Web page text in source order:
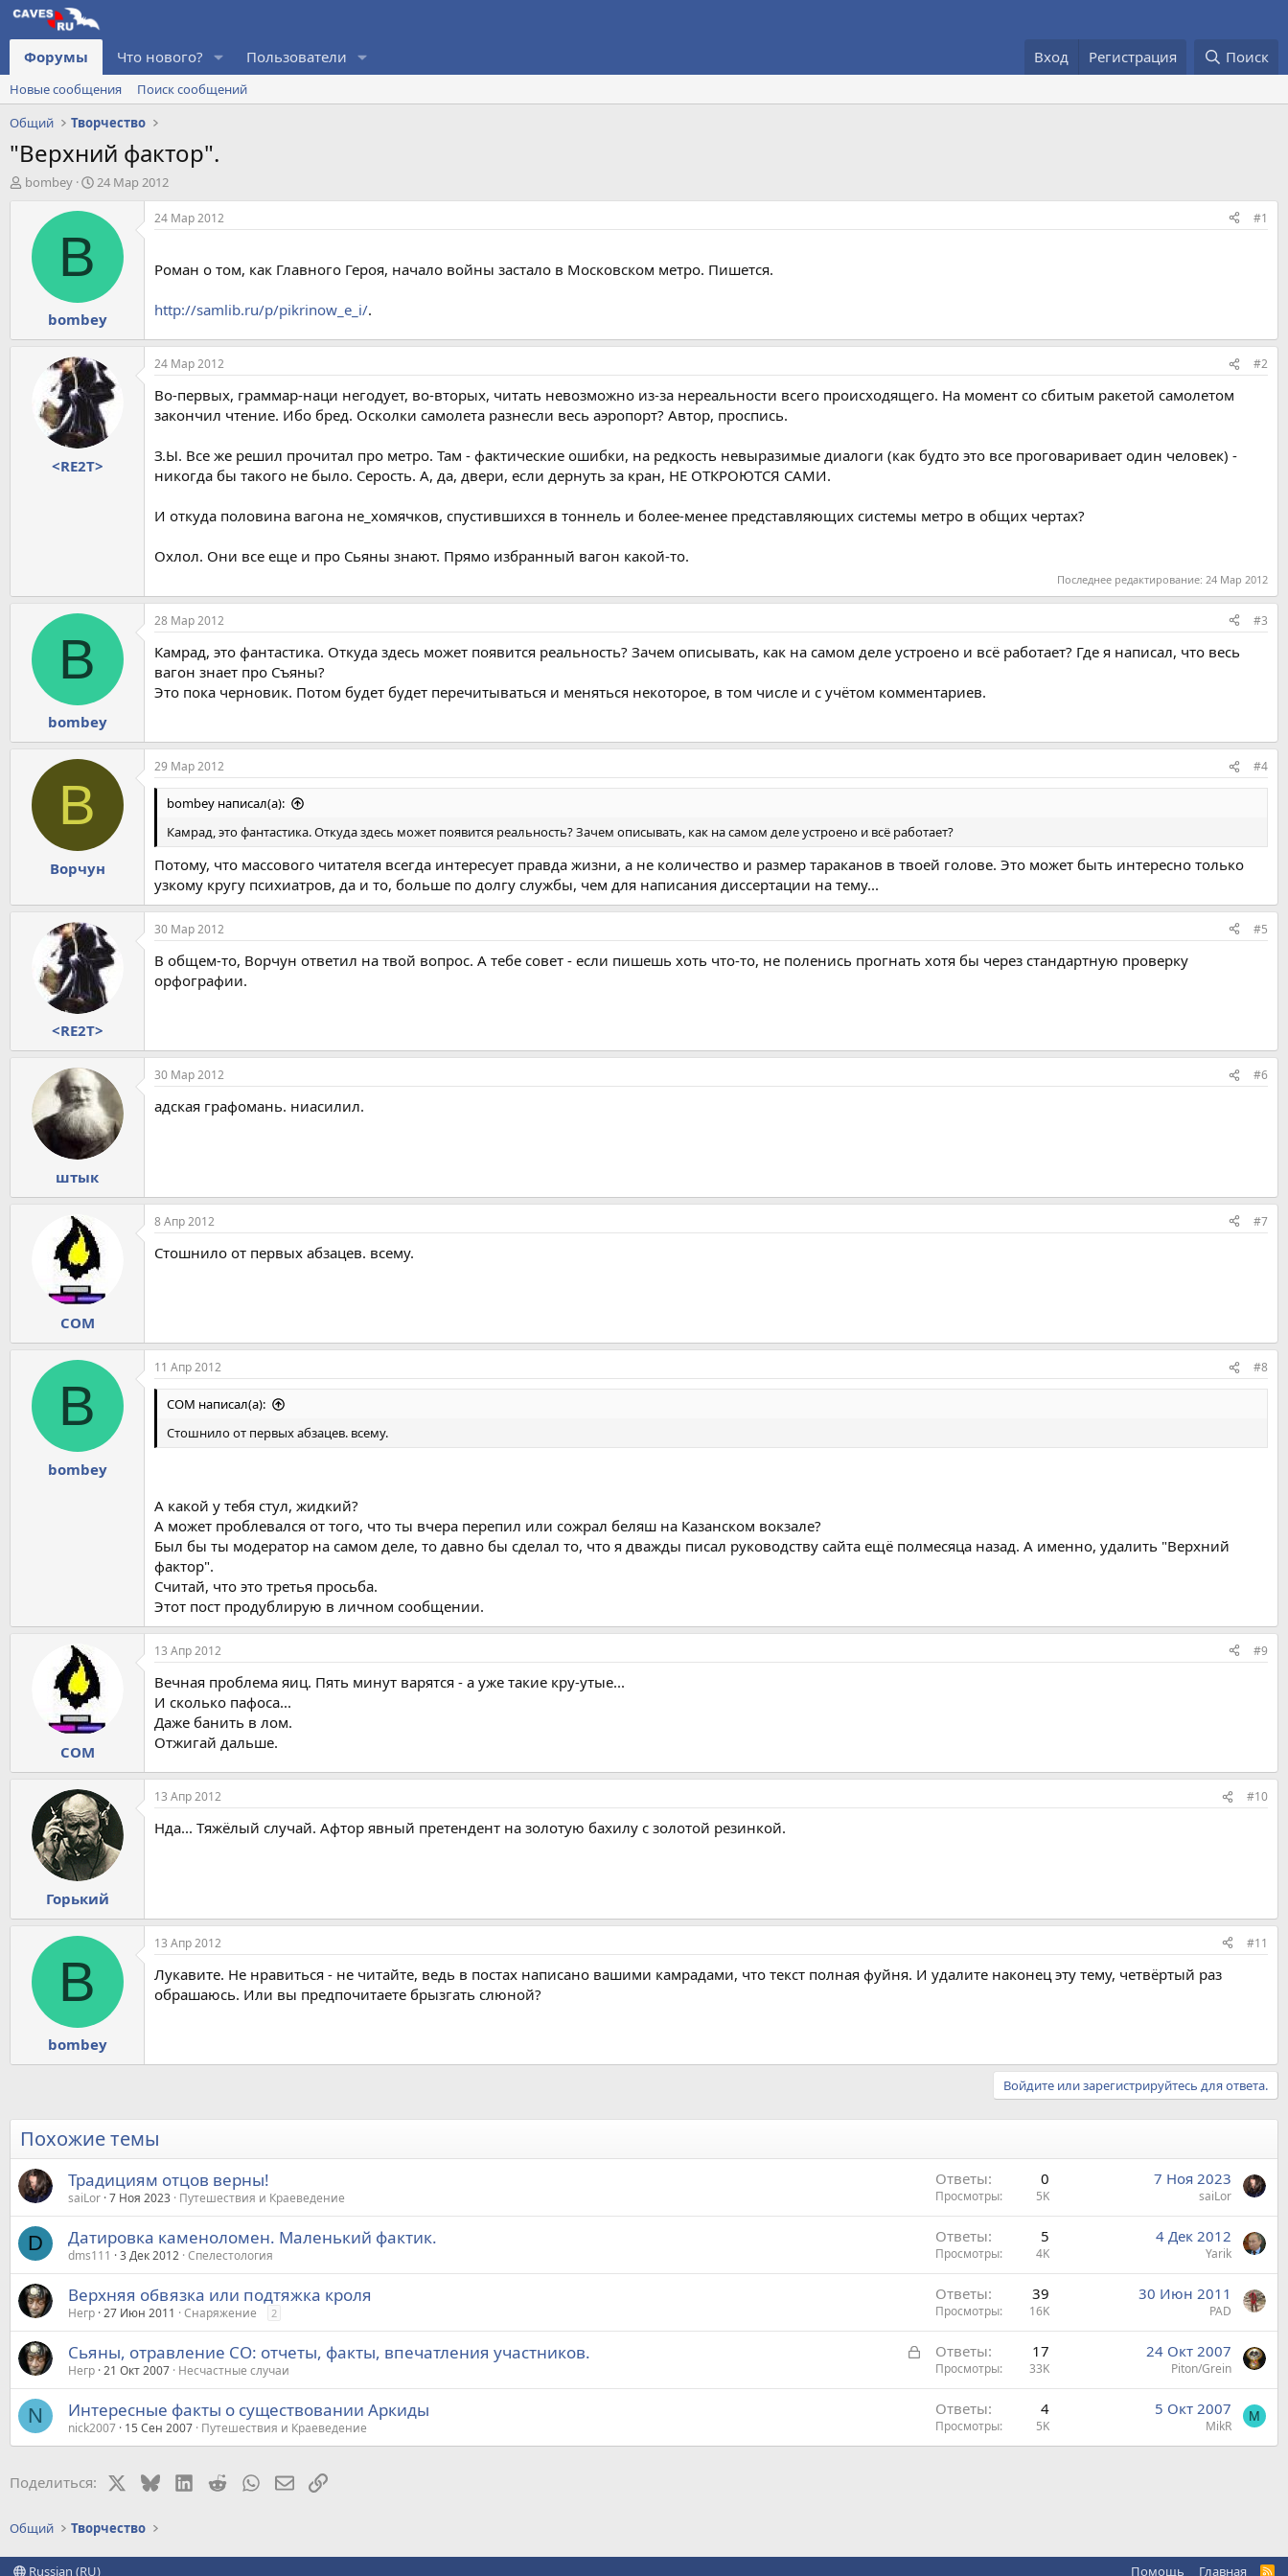
Форумы Что нового? Пользователи Вход Регистрация Поиск
Новые сообщения
Поиск сообщений
Общий
Творчество
"Верхний фактор".
А
bombey
Д
т
а
л
а
24 Мар 2012
B
bombey
24 Мар 2012 #1
Роман о том, как Главного Героя, начало войны застало в Московском метро. Пишется.
http://samlib.ru/p/pikrinow_e_i/.
<RE2T>
24 Мар 2012 #2
Во-первых, граммар-наци негодует, во-вторых, читать невозможно из-за нереальности всего происходящего. На момент со сбитым ракетой самолетом
закончил чтение. Ибо бред. Осколки самолета разнесли весь аэропорт? Автор, проспись.
З.Ы. Все же решил прочитал про метро. Там - фактические ошибки, на редкость невыразимые диалоги (как будто это все проговаривает один человек) -
никогда бы такого не было. Серость. А, да, двери, если дернуть за кран, НЕ ОТКРОЮТСЯ САМИ.
И откуда половина вагона не_хомячков, спустившихся в тоннель и более-менее представляющих системы метро в общих чертах?
Охлол. Они все еще и про Сьяны знают. Прямо избранный вагон какой-то.
Последнее редактирование: 24 Мар 2012
B
bombey
28 Мар 2012 #3
Камрад, это фантастика. Откуда здесь может появится реальность? Зачем описывать, как на самом деле устроено и всё работает? Где я написал, что весь
вагон знает про Съяны?
Это пока черновик. Потом будет будет перечитываться и меняться некоторое, в том числе и с учётом комментариев.
В
Ворчун
29 Мар 2012 #4
bombey написал(а):
Камрад, это фантастика. Откуда здесь может появится реальность? Зачем описывать, как на самом деле устроено и всё работает?
Потому, что массового читателя всегда интересует правда жизни, а не количество и размер тараканов в твоей голове. Это может быть интересно только
узкому кругу психиатров, да и то, больше по долгу службы, чем для написания диссертации на тему...
<RE2T>
30 Мар 2012 #5
В общем-то, Ворчун ответил на твой вопрос. А тебе совет - если пишешь хоть что-то, не поленись прогнать хотя бы через стандартную проверку
орфографии.
штык
30 Мар 2012 #6
адская графомань. ниасилил.
COM
8 Апр 2012 #7
Стошнило от первых абзацев. всему.
B
bombey
11 Апр 2012 #8
COM написал(а):
Стошнило от первых абзацев. всему.
А какой у тебя стул, жидкий?
А может проблевался от того, что ты вчера перепил или сожрал беляш на Казанском вокзале?
Был бы ты модератор на самом деле, то давно бы сделал то, что я дважды писал руководству сайта ещё полмесяца назад. А именно, удалить "Верхний
фактор".
Считай, что это третья просьба.
Этот пост продублирую в личном сообщении.
COM
13 Апр 2012 #9
Вечная проблема яиц. Пять минут варятся - а уже такие кру-утые...
И сколько пафоса...
Даже банить в лом.
Отжигай дальше.
Горький
13 Апр 2012 #10
Нда... Тяжёлый случай. Афтор явный претендент на золотую бахилу с золотой резинкой.
B
bombey
13 Апр 2012 #11
Лукавите. Не нравиться - не читайте, ведь в постах написано вашими камрадами, что текст полная фуйня. И удалите наконец эту тему, четвёртый раз
обрашаюсь. Или вы предпочитаете брызгать слюной?
Войдите или зарегистрируйтесь для ответа.
Похожие темы
Традициям отцов верны!
saiLor 7 Ноя 2023 Путешествия и Краеведение
Ответы 0
Просмотры 5K
7 Ноя 2023
saiLor
D Датировка каменоломен. Маленький фактик.
dms111 3 Дек 2012 Спелестология
Ответы 5
Просмотры 4K
4 Дек 2012
Yarik
Верхняя обвязка или подтяжка кроля
Негр 27 Июн 2011 Снаряжение 2
Ответы 39
Просмотры 16K
30 Июн 2011
PAD
З
к
т
Сьяны, отравление СО: отчеты, факты, впечатления участников.
Негр 21 Окт 2007 Несчастные случаи
Ответы 17
Просмотры 33K
24 Окт 2007
Piton/Grein
N Интересные факты о существовании Аркиды
nick2007 15 Сен 2007 Путешествия и Краеведение
Ответы 4
Просмотры 5K
5 Окт 2007
MikR
M
Поделиться: BlueskyLinkedIn
Reddit WhatsApp
Электронная почта
Ссылка
Общий Творчество
Russian (RU) Помощь Главная R